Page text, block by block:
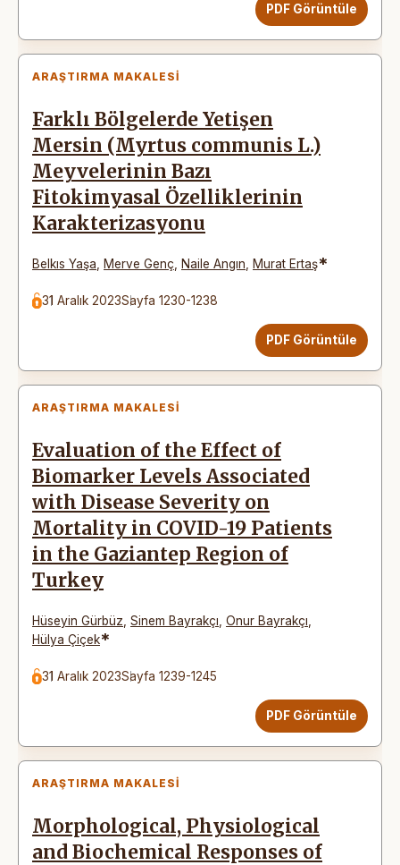
PDF Görüntüle
ARAŞTIRMA MAKALESI
Farklı Bölgelerde Yetişen
Mersin (Myrtus communis L.)
Meyvelerinin Bazı
Fitokimyasal Özelliklerinin
Karakterizasyonu
Belkıs Yaşa Merve Genç Naile Angın Murat Ertaş*
31 Aralık 2023Sayfa 1230-1238
PDF Görüntüle
ARAŞTIRMA MAKALESI
Evaluation of the Effect of
Biomarker Levels Associated
with Disease Severity on
Mortality in COVID-19 Patients
in the Gaziantep Region of
Turkey
Hüseyin Gürbüz Sinem Bayrakçı Onur Bayrakçı
Hülya Çiçek*
31 Aralık 2023Sayfa 1239-1245
PDF Görüntüle
ARAŞTIRMA MAKALESI
Morphological, Physiological
and Biochemical Responses of